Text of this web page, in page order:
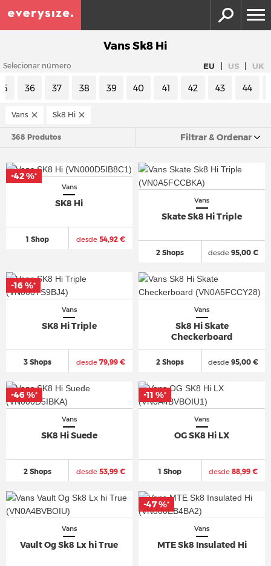
Vans Sk8 Hi
Selecionar número EU | US | UK
36 37 38 39 40 41 42 43 44
Vans Sk8 Hi
368 Produtos Filtrar & Ordenar
Vans
SK8 Hi
1 Shop desde54,92 €
-42 %*
Vans
Skate Sk8 Hi Triple
2 Shops desde 95,00 €
Vans
SK8 Hi Triple
3 Shops desde79,99 €
-16 %*
Vans
Sk8 Hi Skate
Checkerboard
2 Shops desde 95,00 €
Vans
SK8 Hi Suede
2 Shops desde53,99 €
-46 %*
Vans
OG SK8 Hi LX
1 Shop desde 88,99 €
-11 %*
Vans
Vault Og Sk8 Lx hi True
Vans
MTE Sk8 Insulated Hi
-47 %*